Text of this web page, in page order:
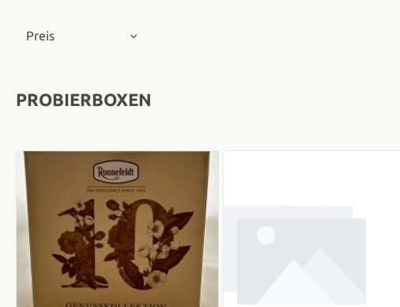
Preis
PROBIERBOXEN